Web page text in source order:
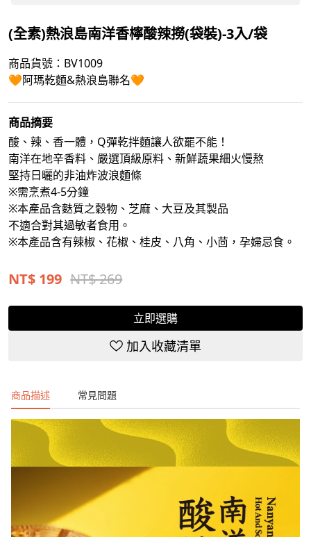
(全素)熱浪島南洋香檸酸辣撈(袋裝)-3入/袋
商品貨號：BV1009
🧡阿瑪乾麵&熱浪島聯名🧡
商品摘要
酸、辣、香一體，Q彈乾拌麵讓人欲罷不能！
南洋在地辛香料、嚴選頂級原料、新鮮蔬果細火慢熬
堅持日曬的非油炸波浪麵條
※需烹煮4-5分鐘
※本產品含麩質之穀物、芝麻、大豆及其製品
不適合對其過敏者食用。
※本產品含有辣椒、花椒、桂皮、八角、小茴，孕婦忌食。
NT$ 199 NT$ 269
立即選購
加入收藏清單
商品描述 常見問題